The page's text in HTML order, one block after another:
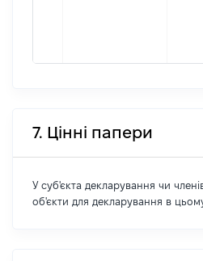
7. Цінні папери
У суб'єкта декларування чи членів
об'єкти для декларування в цьому